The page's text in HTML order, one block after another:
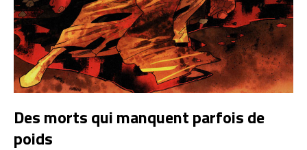
Des morts qui manquent parfois de
poids